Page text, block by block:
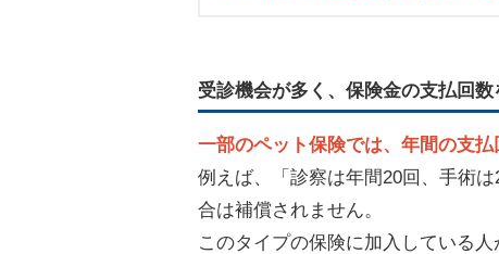
受診機会が多く、保険金の支払回
一部のペット保険では、年間の支払
例えば、「診察は年間20回、手術
合は補償されません。
このタイプの保険に加入している